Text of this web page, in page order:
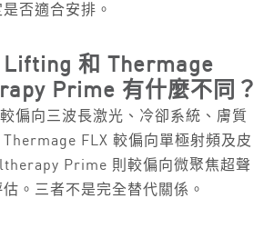
否適合安排。
和 Thermage
Prime 有什麼不同？
偏向三波長激光、冷卻系統、膚質
FLX 較偏向單極射頻及皮
Prime 則較偏向微聚焦超聲
。三者不是完全替代關係。